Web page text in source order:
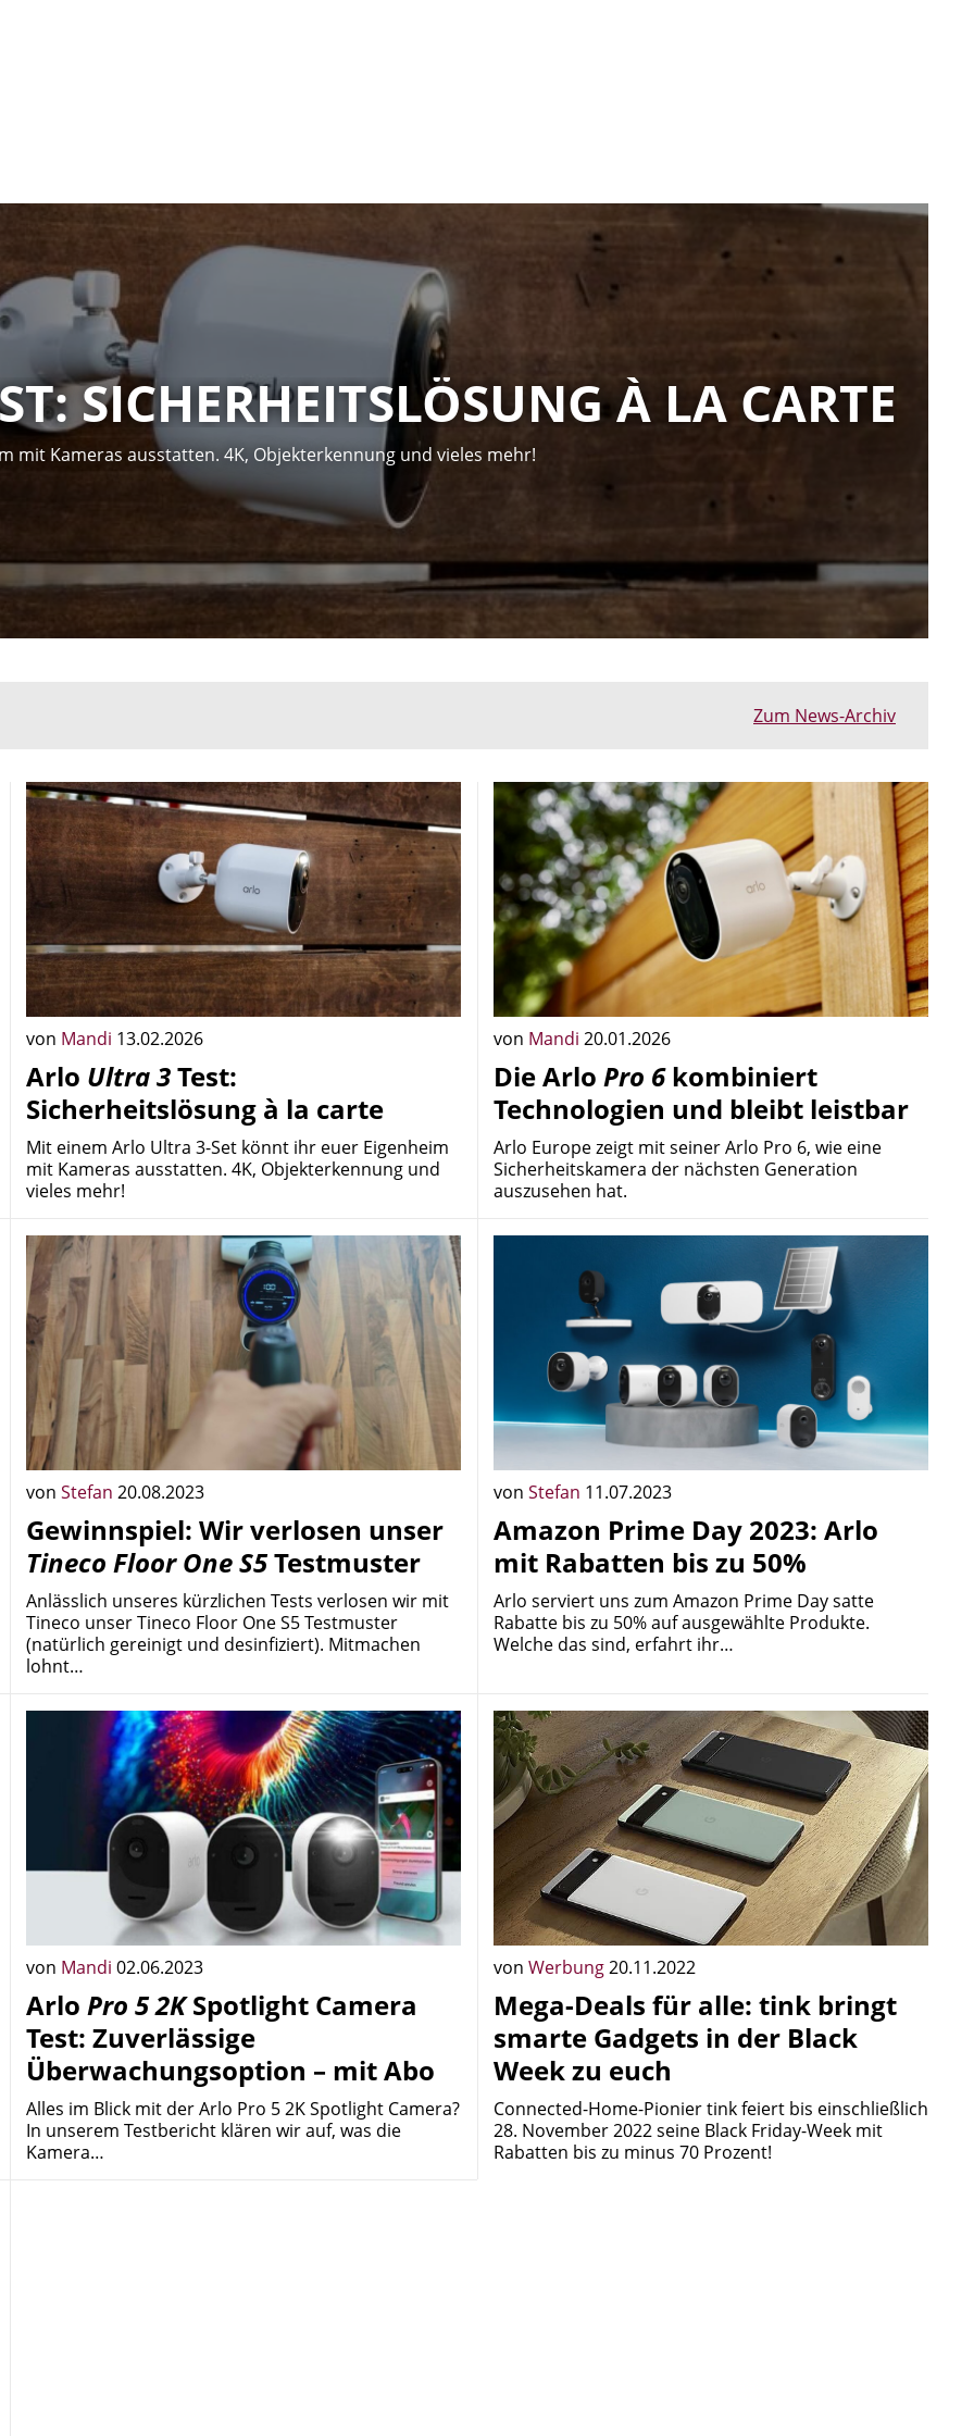
SICHERHEITSLÖSUNG À LA CARTE
mit Kameras ausstatten. 4K, Objekterkennung und vieles mehr!
Zum News-Archiv
von Mandi 13.02.2026
Arlo Ultra 3Test:
Sicherheitslösung à la carte
Mit einem Arlo Ultra 3-Set könnt ihr euer Eigenheim
mit Kameras ausstatten. 4K, Objekterkennung und
vieles mehr!
von Mandi 20.01.2026
Die Arlo Pro 6kombiniert
Technologien und bleibt leistbar
Arlo Europe zeigt mit seiner Arlo Pro 6, wie eine
Sicherheitskamera der nächsten Generation
auszusehen hat.
von Stefan 20.08.2023
Gewinnspiel: Wir verlosen unser
Tineco Floor One S5Testmuster
Anlässlich unseres kürzlichen Tests verlosen wir mit
Tineco unser Tineco Floor One S5 Testmuster
(natürlich gereinigt und desinfiziert). Mitmachen
lohnt…
von Stefan 11.07.2023
Amazon Prime Day 2023: Arlo
mit Rabatten bis zu 50%
Arlo serviert uns zum Amazon Prime Day satte
Rabatte bis zu 50% auf ausgewählte Produkte.
Welche das sind, erfahrt ihr…
von Mandi 02.06.2023
Arlo Pro 5 2KSpotlight Camera
Test: Zuverlässige
Überwachungsoption – mit Abo
Alles im Blick mit der Arlo Pro 5 2K Spotlight Camera?
In unserem Testbericht klären wir auf, was die
Kamera…
von Werbung20.11.2022
Mega-Deals für alle: tink bringt
smarte Gadgets in der Black
Week zu euch
Connected-Home-Pionier tink feiert bis einschließlich
28. November 2022 seine Black Friday-Week mit
Rabatten bis zu minus 70 Prozent!